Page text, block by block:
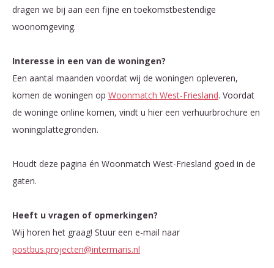
dragen we bij aan een fijne en toekomstbestendige
woonomgeving.
Interesse in een van de woningen?
Een aantal maanden voordat wij de woningen opleveren,
komen de woningen op Woonmatch West-Friesland. Voordat
de woninge online komen, vindt u hier een verhuurbrochure en
woningplattegronden.
Houdt deze pagina én Woonmatch West-Friesland goed in de
gaten.
Heeft u vragen of opmerkingen?
Wij horen het graag! Stuur een e-mail naar
postbus.projecten@intermaris.nl